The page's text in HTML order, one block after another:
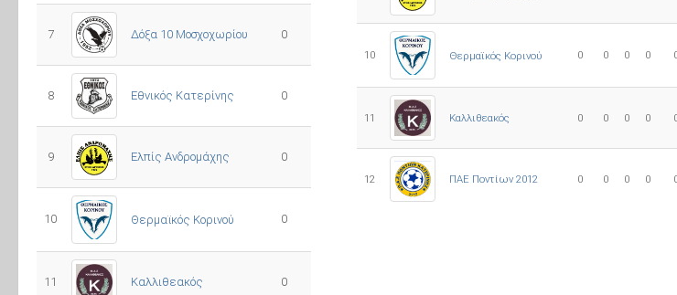
10 Θερμαϊκός Κορινού 0 0 0 0
11 Καλλιθεακός 0 0 0 0
12 ΠΑΕ Ποντίων 2012 0 0 0 0
7 Δόξα 10 Μοσχοχωρίου 0
8 Εθνικός Κατερίνης 0
9 Ελπίς Ανδρομάχης 0
10 Θερμαϊκός Κορινού 0
11 Καλλιθεακός 0